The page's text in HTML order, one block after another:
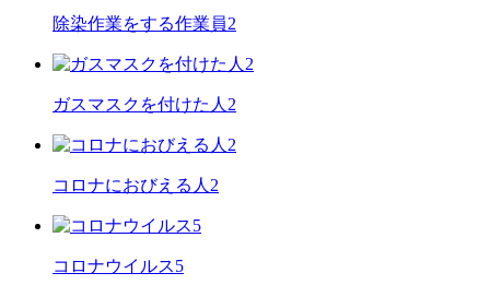
除染作業をする作業員2
ガスマスクを付けた人2
コロナにおびえる人2
コロナウイルス5